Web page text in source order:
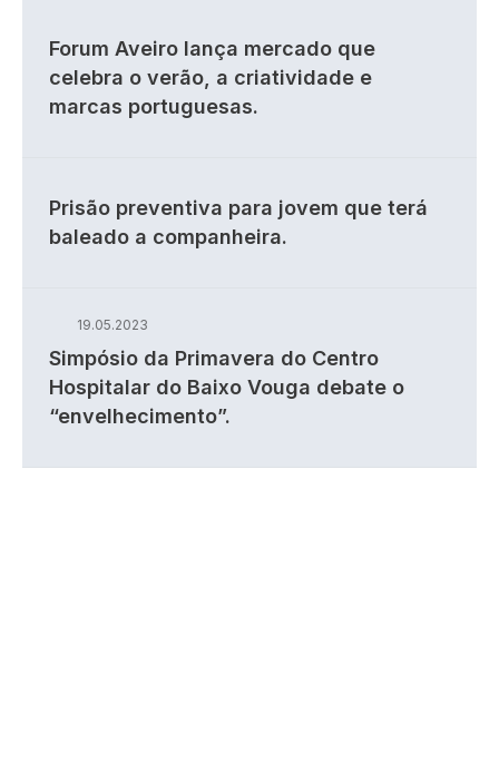
Forum Aveiro lança mercado que
celebra o verão, a criatividade e
marcas portuguesas.
Prisão preventiva para jovem que terá
baleado a companheira.
19.05.2023
Simpósio da Primavera do Centro
Hospitalar do Baixo Vouga debate o
“envelhecimento”.